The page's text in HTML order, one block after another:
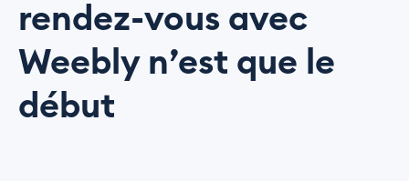
rendez-vous avec
Weebly n’est que le
début